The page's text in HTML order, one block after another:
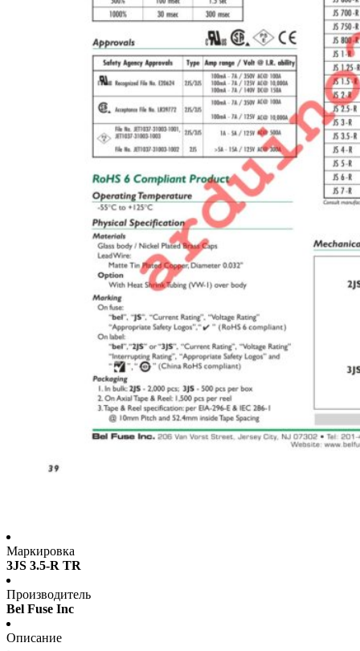
Маркировка
3JS 3.5-R TR
Производитель
Bel Fuse Inc
Описание